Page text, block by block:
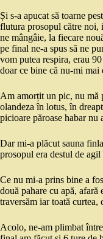
Și s-a apucat să toarne
flutura prosopul către noi,
ne mângâie, la fiecare
pe final ne-a spus să ne
vom putea respira, erau
doar ce bine că nu-mi mai
Am amorțit un pic, nu mă
olandeza în lotus, în
picioare păroase habar nu
Dar mi-a plăcut sauna
prosopul era destul de
Ce nu mi-a prins bine a
două pahare cu apă, afară
traversăm iar toată curtea,
Acolo, ne-am plimbat